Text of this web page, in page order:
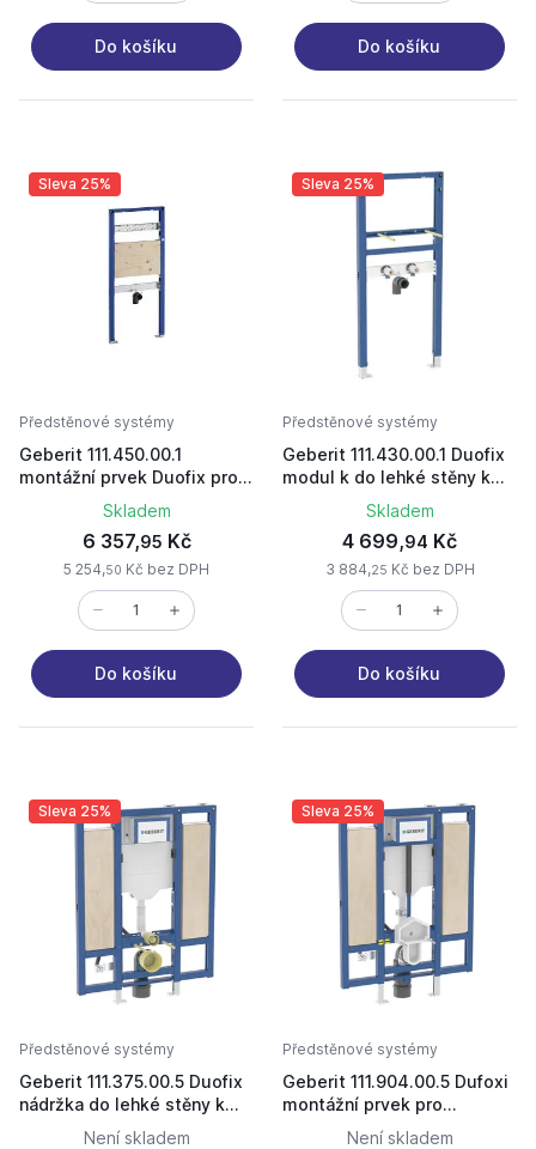
Do košíku Do košíku
Sleva 25%
Předstěnové systémy
Geberit 111.450.00.1
montážní prvek Duofix pro
výlevku pro nástěnnou
armaturu výška 130c
Skladem
6 357,95 Kč
5 254,50 Kč bez DPH
Do košíku
Sleva 25%
Předstěnové systémy
Geberit 111.430.00.1 Duofix
modul k do lehké stěny k
Skladem
4 699,94 Kč
3 884,25 Kč bez DPH
Do košíku
Sleva 25%
Předstěnové systémy
Geberit 111.375.00.5 Duofix
nádržka do lehké stěny k
Není skladem
Sleva 25%
Předstěnové systémy
Geberit 111.904.00.5 Dufoxi
montážní prvek pro
bezbariérový WC modul
Není skladem